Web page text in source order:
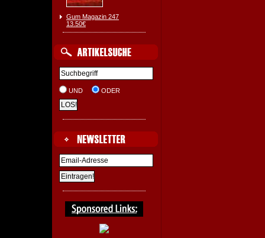
Gum Magazin 247
13.50€
UND ODER